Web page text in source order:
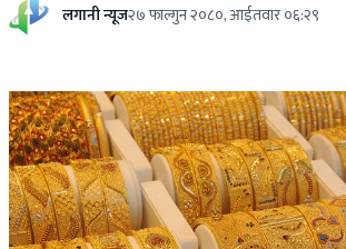
लगानी न्यूज२७ फाल्गुन २०८०, आईतवार ०६:२९